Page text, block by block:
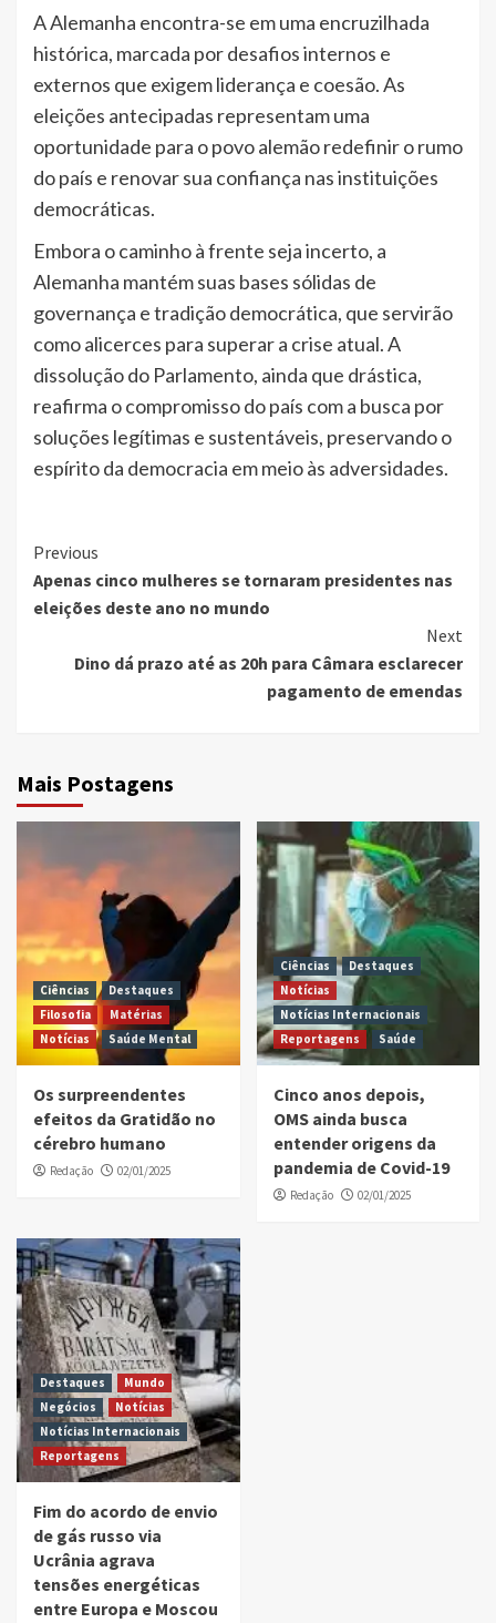
A Alemanha encontra-se em uma encruzilhada
histórica, marcada por desafios internos e
externos que exigem liderança e coesão. As
eleições antecipadas representam uma
oportunidade para o povo alemão redefinir o rumo
do país e renovar sua confiança nas instituições
democráticas.
Embora o caminho à frente seja incerto, a
Alemanha mantém suas bases sólidas de
governança e tradição democrática, que servirão
como alicerces para superar a crise atual. A
dissolução do Parlamento, ainda que drástica,
reafirma o compromisso do país com a busca por
soluções legítimas e sustentáveis, preservando o
espírito da democracia em meio às adversidades.
Continue
Reading
Previous
Apenas cinco mulheres se tornaram presidentes nas
eleições deste ano no mundo
Next
Dino dá prazo até as 20h para Câmara esclarecer
pagamento de emendas
Mais Postagens
Ciências
Destaques
Filosofia
Matérias
Notícias
Saúde Mental
Os surpreendentes
efeitos da Gratidão no
cérebro humano
Redação 02/01/2025
Ciências
Destaques
Notícias
Notícias Internacionais
Reportagens
Saúde
Cinco anos depois,
OMS ainda busca
entender origens da
pandemia de Covid-19
Redação 02/01/2025
Destaques
Mundo
Negócios
Notícias
Notícias Internacionais
Reportagens
Fim do acordo de envio
de gás russo via
Ucrânia agrava
tensões energéticas
entre Europa e Moscou